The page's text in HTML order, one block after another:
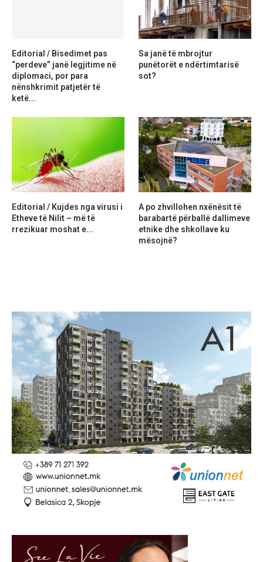
Editorial / Bisedimet pas
“perdeve” janë legjitime në
diplomaci, por para
nënshkrimit patjetër të
ketë...
Sa janë të mbrojtur
punëtorët e ndërtimtarisë
sot?
Editorial / Kujdes nga virusi i
Etheve të Nilit – më të
rrezikuar moshat e...
A po zhvillohen nxënësit të
barabartë përballë dallimeve
etnike dhe shkollave ku
mësojnë?